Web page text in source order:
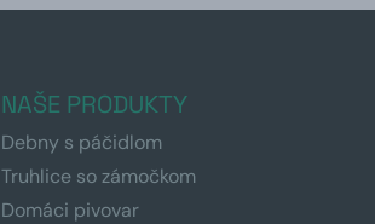
NAŠE PRODUKTY
Debny s páčidlom
Truhlice so zámočkom
Domáci pivovar